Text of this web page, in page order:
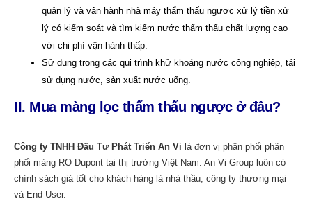
quản lý và vận hành nhà máy thẩm thấu ngược xử lý tiền xử
lý có kiểm soát và tìm kiếm nước thẩm thấu chất lượng cao
với chi phí vận hành thấp.
Sử dụng trong các qui trình khử khoáng nước công nghiệp, tái
sử dụng nước, sản xuất nước uống.
II. Mua màng lọc thẩm thấu ngược ở đâu?
Công ty TNHH Đầu Tư Phát Triển An Vi là đơn vị phân phối phân
phối màng RO Dupont tại thị trường Việt Nam. An Vi Group luôn có
chính sách giá tốt cho khách hàng là nhà thầu, công ty thương mại
và End User.